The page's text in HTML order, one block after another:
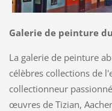
Galerie de peinture
La galerie de peinture
célèbres collections de
collectionneur
œuvres de Tizian,